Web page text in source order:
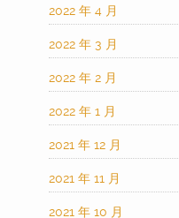
2022 年 4 月
2022 年 3 月
2022 年 2 月
2022 年 1 月
2021 年 12 月
2021 年 11 月
2021 年 10 月